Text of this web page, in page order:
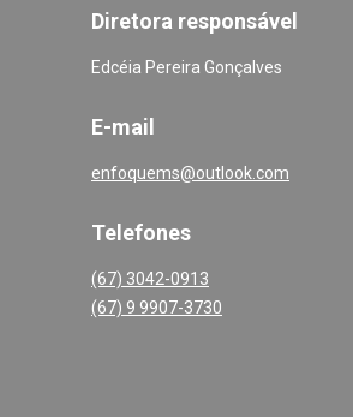
Diretora responsável
Edcéia Pereira Gonçalves
E-mail
enfoquems@outlook.com
Telefones
(67) 3042-0913
(67) 9 9907-3730